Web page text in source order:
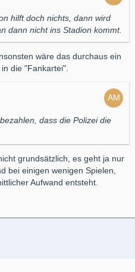
hilft doch nichts, dann wird
dann nicht ins Stadion kommt.
wäre das durchaus ein
die "Fankartei".
dass die Polizei die
grundsätzlich, es geht ja nur
bei einigen wenigen Spielen,
Aufwand entsteht.